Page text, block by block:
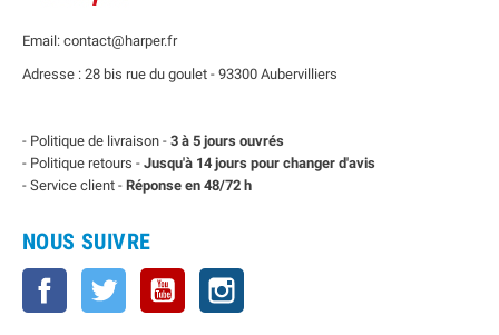
Email: contact@harper.fr
Adresse : 28 bis rue du goulet - 93300 Aubervilliers
- Politique de livraison - 3 à 5 jours ouvrés
- Politique retours - Jusqu'à 14 jours pour changer d'avis
- Service client - Réponse en 48/72 h
NOUS SUIVRE
Facebook Twitter YouTube